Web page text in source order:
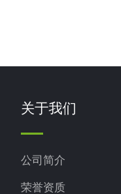
关于我们
公司简介
荣誉资质